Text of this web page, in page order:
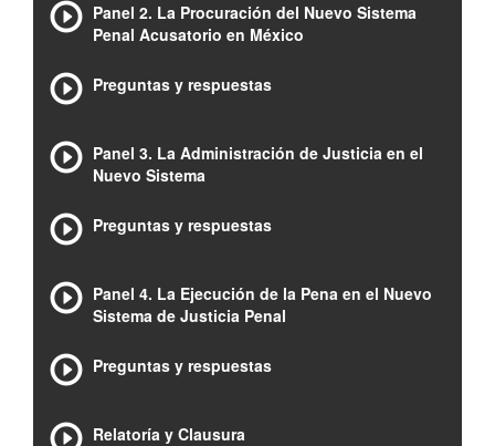
Panel 2. La Procuración del Nuevo Sistema
Penal Acusatorio en México
Preguntas y respuestas
Panel 3. La Administración de Justicia en el
Nuevo Sistema
Preguntas y respuestas
Panel 4. La Ejecución de la Pena en el Nuevo
Sistema de Justicia Penal
Preguntas y respuestas
Relatoría y Clausura